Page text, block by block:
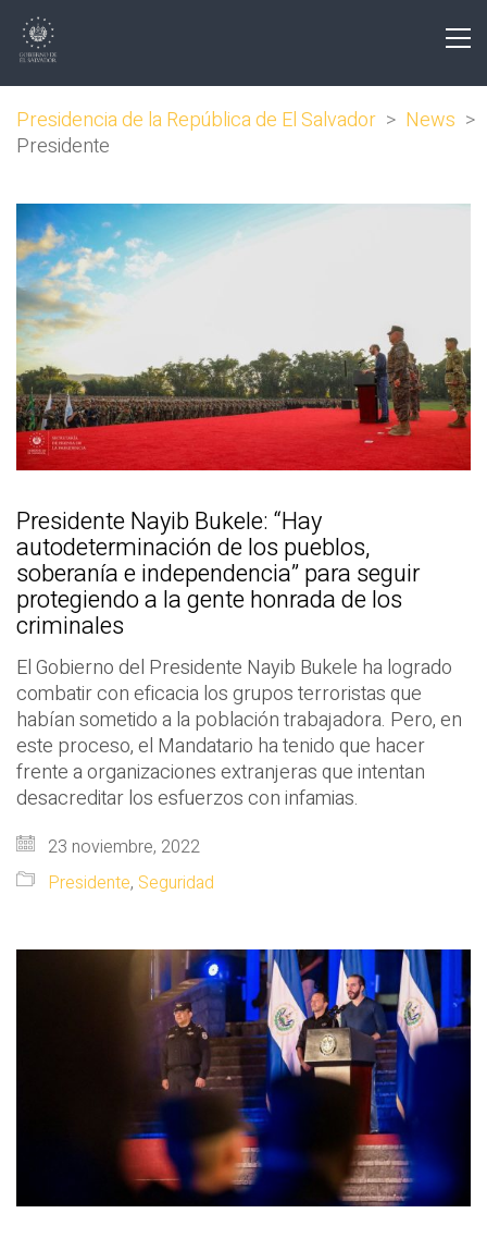
Presidencia de la República de El Salvador > News >
Presidente
Presidente Nayib Bukele: “Hay
autodeterminación de los pueblos,
soberanía e independencia” para seguir
protegiendo a la gente honrada de los
criminales
El Gobierno del Presidente Nayib Bukele ha logrado
combatir con eficacia los grupos terroristas que
habían sometido a la población trabajadora. Pero, en
este proceso, el Mandatario ha tenido que hacer
frente a organizaciones extranjeras que intentan
desacreditar los esfuerzos con infamias.
23 noviembre, 2022
Presidente, Seguridad